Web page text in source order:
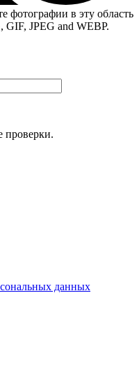
фотографии в эту область
GIF, JPEG and WEBP.
проверки.
данных